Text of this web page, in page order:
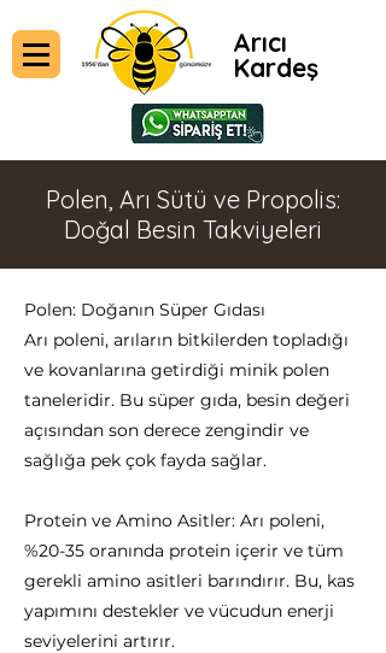
Arıcı
Kardeş
Polen, Arı Sütü ve Propolis:
Doğal Besin Takviyeleri
Polen: Doğanın Süper Gıdası
Arı poleni, arıların bitkilerden topladığı
ve kovanlarına getirdiği minik polen
taneleridir. Bu süper gıda, besin değeri
açısından son derece zengindir ve
sağlığa pek çok fayda sağlar.
Protein ve Amino Asitler: Arı poleni,
%20-35 oranında protein içerir ve tüm
gerekli amino asitleri barındırır. Bu, kas
yapımını destekler ve vücudun enerji
seviyelerini artırır.